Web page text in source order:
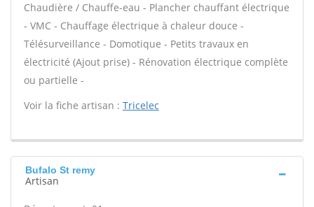
Chaudière / Chauffe-eau - Plancher chauffant électrique
- VMC - Chauffage électrique à chaleur douce -
Télésurveillance - Domotique - Petits travaux en
électricité (Ajout prise) - Rénovation électrique complète
ou partielle -
Voir la fiche artisan : Tricelec
Bufalo St remy
Artisan